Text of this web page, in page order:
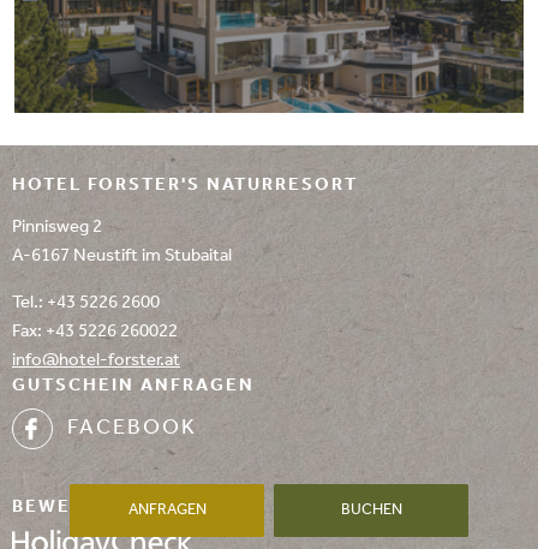
HOTEL FORSTER'S NATURRESORT
Pinnisweg 2
A-6167 Neustift im Stubaital
Tel.: +43 5226 2600
Fax: +43 5226 260022
info@hotel-forster.at
GUTSCHEIN ANFRAGEN
FACEBOOK
BEWERTUNGEN
ANFRAGEN BUCHEN